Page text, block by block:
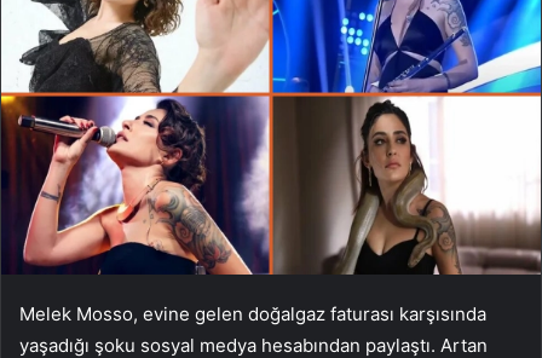
Melek Mosso, evine gelen doğalgaz faturası karşısında
yaşadığı şoku sosyal medya hesabından paylaştı. Artan